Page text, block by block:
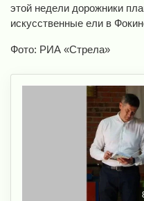
этой недели дорожники
искусственные ели в
Фото: РИА «Стрела»